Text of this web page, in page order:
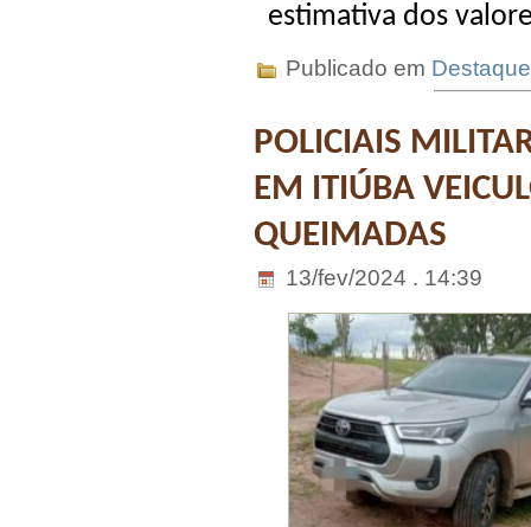
estimativa dos
Publicado em
POLICIAIS
EM ITIÚBA
QUEIMADAS
13/fev/2024 . 14:39